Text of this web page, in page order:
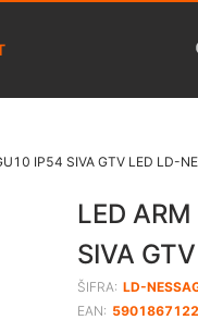
IP54 SIVA GTV LED LD-
LED
SIVA
ŠIFRA: LD-
EAN: